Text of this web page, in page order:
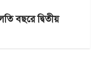
বছরে দ্বিতীয়